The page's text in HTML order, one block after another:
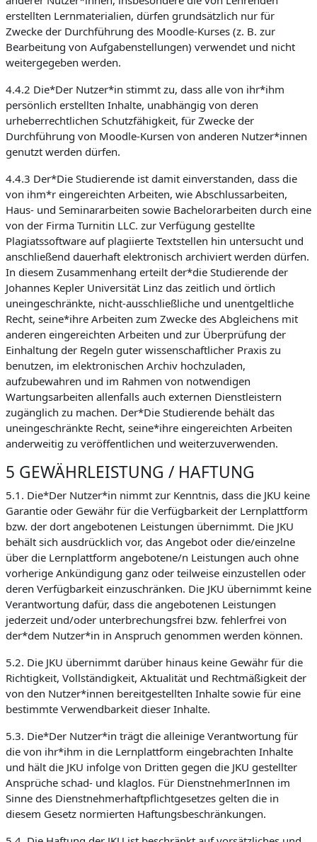
erstellten Lernmaterialien, dürfen grundsätzlich nur für
Zwecke der Durchführung des Moodle-Kurses (z. B. zur
Bearbeitung von Aufgabenstellungen) verwendet und nicht
weitergegeben werden.
4.4.2 Die*Der Nutzer*in stimmt zu, dass alle von ihr*ihm
persönlich erstellten Inhalte, unabhängig von deren
urheberrechtlichen Schutzfähigkeit, für Zwecke der
Durchführung von Moodle-Kursen von anderen Nutzer*innen
genutzt werden dürfen.
4.4.3 Der*Die Studierende ist damit einverstanden, dass die
von ihm*r eingereichten Arbeiten, wie Abschlussarbeiten,
Haus- und Seminararbeiten sowie Bachelorarbeiten durch eine
von der Firma Turnitin LLC. zur Verfügung gestellte
Plagiatssoftware auf plagiierte Textstellen hin untersucht und
anschließend dauerhaft elektronisch archiviert werden dürfen.
In diesem Zusammenhang erteilt der*die Studierende der
Johannes Kepler Universität Linz das zeitlich und örtlich
uneingeschränkte, nicht-ausschließliche und unentgeltliche
Recht, seine*ihre Arbeiten zum Zwecke des Abgleichens mit
anderen eingereichten Arbeiten und zur Überprüfung der
Einhaltung der Regeln guter wissenschaftlicher Praxis zu
benutzen, im elektronischen Archiv hochzuladen,
aufzubewahren und im Rahmen von notwendigen
Wartungsarbeiten allenfalls auch externen Dienstleistern
zugänglich zu machen. Der*Die Studierende behält das
uneingeschränkte Recht, seine*ihre eingereichten Arbeiten
anderweitig zu veröffentlichen und weiterzuverwenden.
5 GEWÄHRLEISTUNG / HAFTUNG
5.1. Die*Der Nutzer*in nimmt zur Kenntnis, dass die JKU keine
Garantie oder Gewähr für die Verfügbarkeit der Lernplattform
bzw. der dort angebotenen Leistungen übernimmt. Die JKU
behält sich ausdrücklich vor, das Angebot oder die/einzelne
über die Lernplattform angebotene/n Leistungen auch ohne
vorherige Ankündigung ganz oder teilweise einzustellen oder
deren Verfügbarkeit einzuschränken. Die JKU übernimmt keine
Verantwortung dafür, dass die angebotenen Leistungen
jederzeit und/oder unterbrechungsfrei bzw. fehlerfrei von
der*dem Nutzer*in in Anspruch genommen werden können.
5.2. Die JKU übernimmt darüber hinaus keine Gewähr für die
Richtigkeit, Vollständigkeit, Aktualität und Rechtmäßigkeit der
von den Nutzer*innen bereitgestellten Inhalte sowie für eine
bestimmte Verwendbarkeit dieser Inhalte.
5.3. Die*Der Nutzer*in trägt die alleinige Verantwortung für
die von ihr*ihm in die Lernplattform eingebrachten Inhalte
und hält die JKU infolge von Dritten gegen die JKU gestellter
Ansprüche schad- und klaglos. Für DienstnehmerInnen im
Sinne des Dienstnehmerhaftpflichtgesetzes gelten die in
diesem Gesetz normierten Haftungsbeschränkungen.